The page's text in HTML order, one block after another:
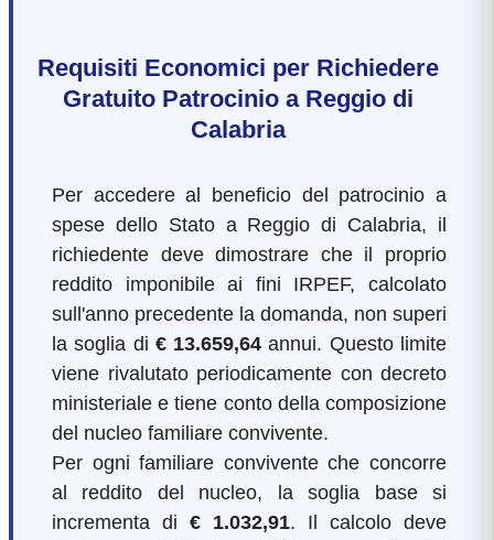
Requisiti Economici per Richiedere
Gratuito Patrocinio a Reggio di
Calabria
Per accedere al beneficio del patrocinio a
spese dello Stato a Reggio di Calabria, il
richiedente deve dimostrare che il proprio
reddito imponibile ai fini IRPEF, calcolato
sull'anno precedente la domanda, non superi
la soglia di € 13.659,64 annui. Questo limite
viene rivalutato periodicamente con decreto
ministeriale e tiene conto della composizione
del nucleo familiare convivente.
Per ogni familiare convivente che concorre
al reddito del nucleo, la soglia base si
incrementa di € 1.032,91. Il calcolo deve